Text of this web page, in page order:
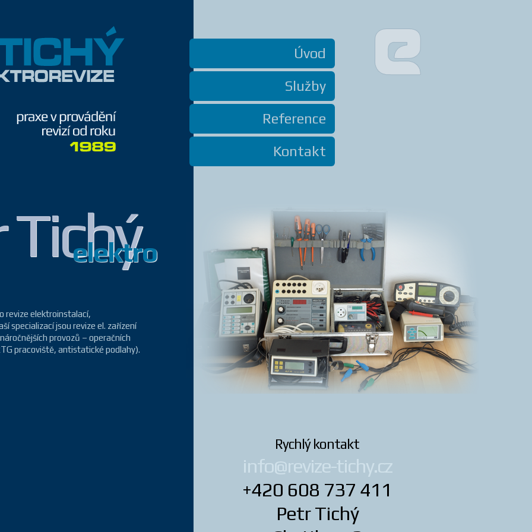
Úvod
Služby
Reference
Kontakt
elektro
revize elektroinstalací,
specializací jsou revize el. zařízení
provozů – operačních
pracoviště, antistatické podlahy).
Rychlý kontakt
info@revize-tichy.cz
+420 608 737 411
Petr Tichý